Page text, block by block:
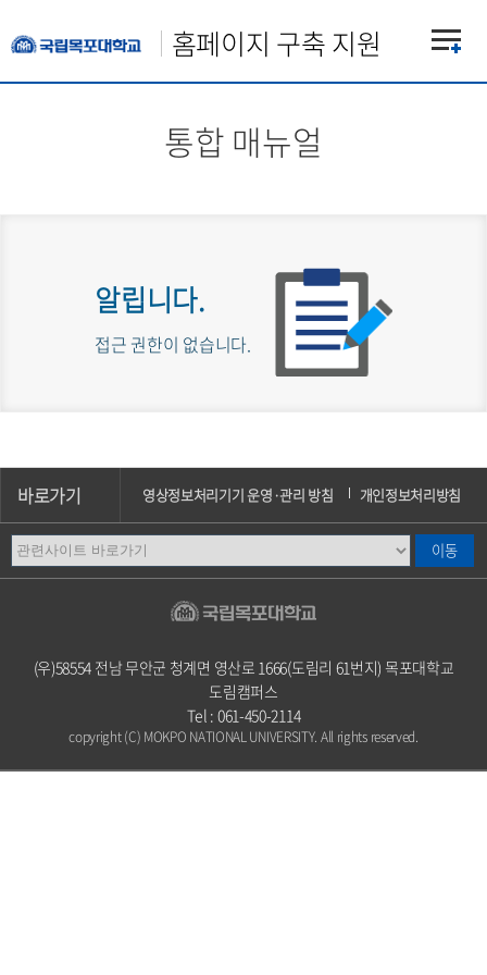
홈페이지 구축 지원
통합 매뉴얼
알립니다.
접근 권한이 없습니다.
바로가기 영상정보처리기기 운영·관리 방침 개인정보처리방침
이메일무단수집거부 캠퍼스안내
(우)58554 전남 무안군 청계면 영산로 1666(도림리 61번지) 목포대학교
도림캠퍼스
Tel : 061-450-2114
copyright (C) MOKPO NATIONAL UNIVERSITY. All rights reserved.